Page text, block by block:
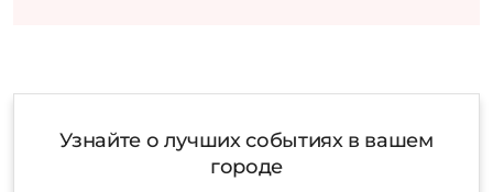
Узнайте о лучших событиях в вашем
городе